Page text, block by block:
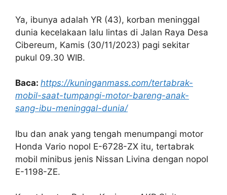
Ya, ibunya adalah YR (43), korban meninggal
dunia kecelakaan lalu lintas di Jalan Raya Desa
Cibereum, Kamis (30/11/2023) pagi sekitar
pukul 09.30 WIB.
Baca: https://kuninganmass.com/tertabrak-
mobil-saat-tumpangi-motor-bareng-anak-
sang-ibu-meninggal-dunia/
Ibu dan anak yang tengah menumpangi motor
Honda Vario nopol E-6728-ZX itu, tertabrak
mobil minibus jenis Nissan Livina dengan nopol
E-1198-ZE.